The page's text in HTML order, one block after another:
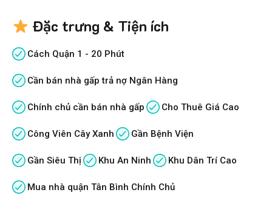
Đặc trưng & Tiện ích
Cách Quận 1 - 20 Phút
Cần bán nhà gấp trả nợ Ngân Hàng
Chính chủ cần bán nhà gấp Cho Thuê Giá Cao
Công Viên Cây Xanh Gần Bệnh Viện
Gần Siêu Thị Khu An Ninh Khu Dân Trí Cao
Mua nhà quận Tân Bình Chính Chủ